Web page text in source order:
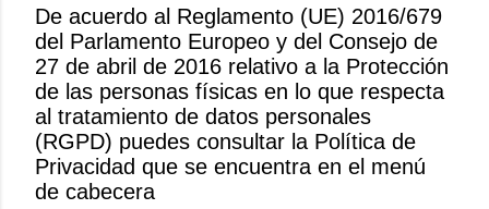
P
u
b
l
i
c
a
De acuerdo al Reglamento (UE) 2016/679
del Parlamento Europeo y del Consejo de
27 de abril de 2016 relativo a la Protección
de las personas físicas en lo que respecta
al tratamiento de datos personales
(RGPD) puedes consultar la Política de
Privacidad que se encuentra en el menú
de cabecera